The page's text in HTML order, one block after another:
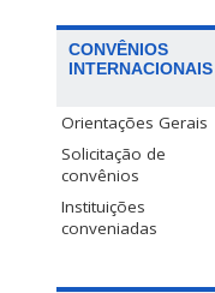
CONVÊNIOS
INTERNACIONAIS
Orientações Gerais
Solicitação de
convênios
Instituições
conveniadas